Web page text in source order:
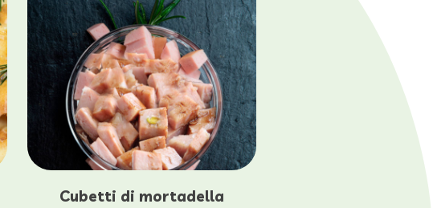
Cubetti di mortadella